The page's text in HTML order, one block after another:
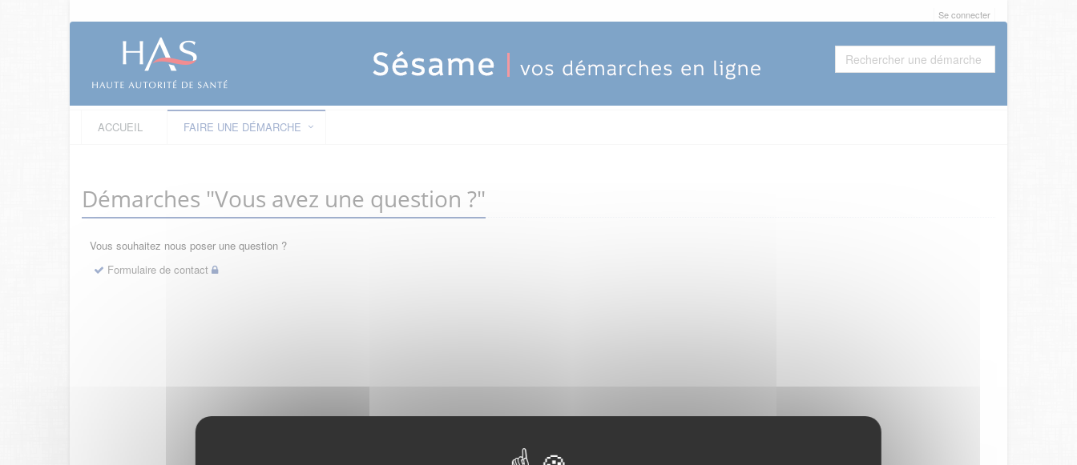
Se connecter
ACCUEIL FAIRE UNE DÉMARCHE
Démarches "Vous avez une question ?"
Vous souhaitez nous poser une question ?
Formulaire de contact